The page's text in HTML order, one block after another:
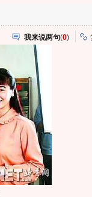
我来说两句(0)